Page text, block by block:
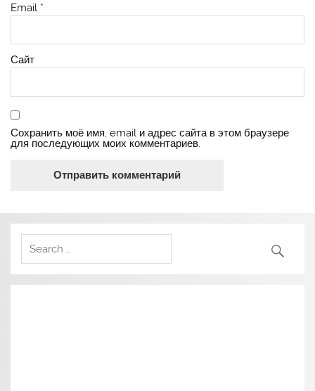
Email *
Сайт
Сохранить моё имя, email и адрес сайта в этом браузере
для последующих моих комментариев.